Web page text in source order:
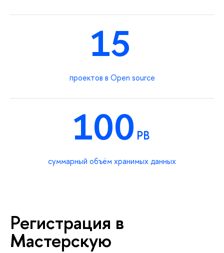
15
проектов в Open source
100 PB
суммарный объём хранимых данных
Регистрация
Мастерскую